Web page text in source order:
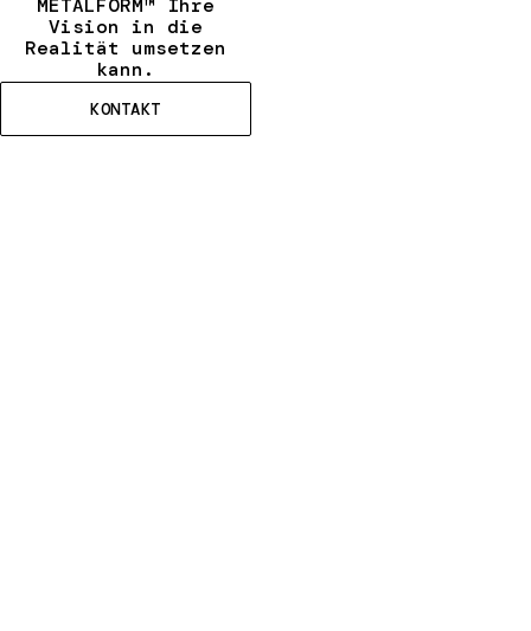
Vision in die
Realität umsetzen
kann.
KONTAKT